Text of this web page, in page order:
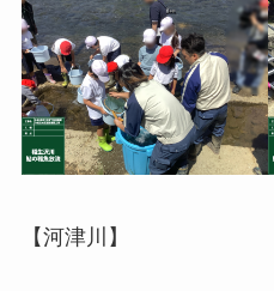
【河津川】